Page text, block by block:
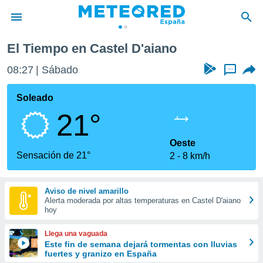
de
por
que se
calidad.
a este
las
y
forma
digital
basada
El Tiempo en Castel D'aiano
08:27 Sábado ...
Soleado
21°
Sensación de 21°
Oeste
2
8 km/h
Aviso de nivel amarillo
Alerta moderada por altas temperaturas en Castel D'aiano
hoy
Llega una vaguada
Este fin de semana dejará tormentas con lluvias
fuertes y granizo en España